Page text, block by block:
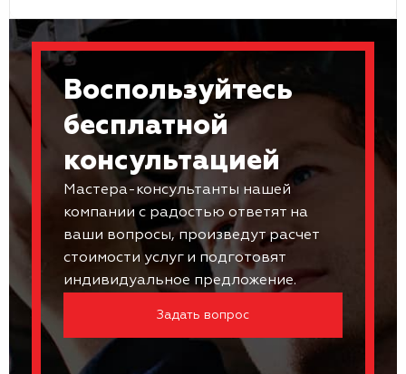
Воспользуйтесь
бесплатной
консультацией
Мастера-консультанты нашей
компании с радостью ответят на
ваши вопросы, произведут расчет
стоимости услуг и подготовят
индивидуальное предложение.
Задать вопрос